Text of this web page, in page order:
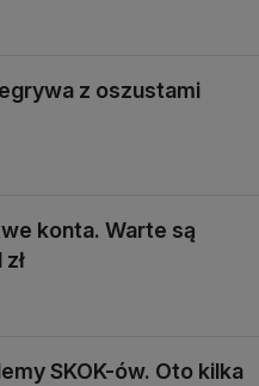
z oszustami
konta. Warte są
SKOK-ów. Oto kilka